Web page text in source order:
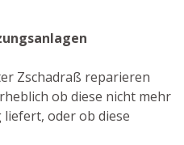
Zschadraß reparieren
ob diese nicht mehr
oder ob diese